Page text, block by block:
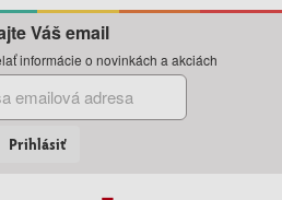
Váš email
informácie o novinkách a akciách
Prihlásiť